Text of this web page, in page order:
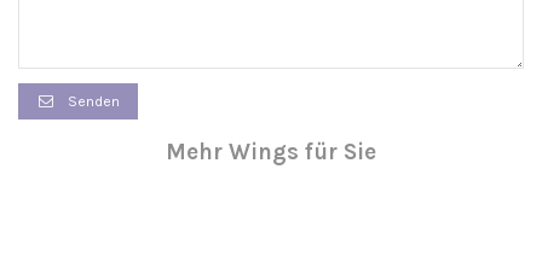
Senden
Mehr Wings für Sie